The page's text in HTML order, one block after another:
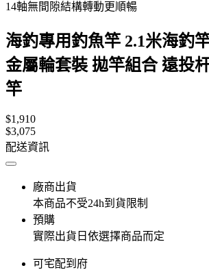
14軸無間隙結構轉動更順暢
海釣專用釣魚竿 2.1米海釣
金屬輪套裝 拋竿組合 遠投
竿
$1,910
$3,075
配送資訊
廠商出貨
本商品不受24h到貨限制
預購
實際出貨日依選擇商品而定
可宅配到府